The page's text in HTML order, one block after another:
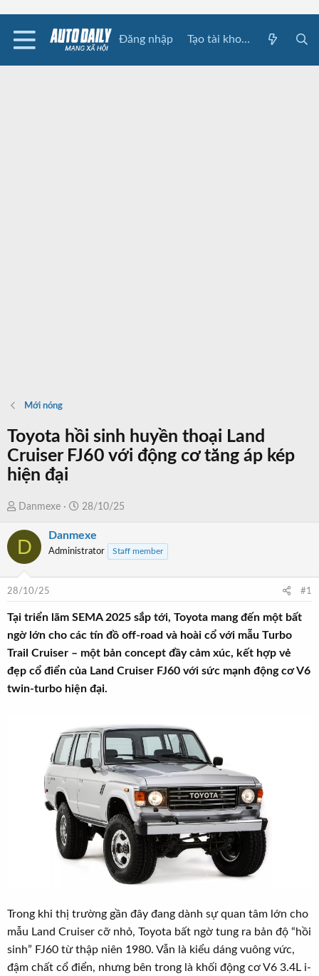
Đăng nhập Tạo tài khoản
Mới nóng
Toyota hồi sinh huyền thoại Land
Cruiser FJ60 với động cơ tăng áp kép
hiện đại
T
r
e
d
t
a
e
r
Danmexe
N
à
y
đ
ầ
28/10/25
D Danmexe
Administrator Staff member
28/10/25 #1
Tại triển lãm SEMA 2025 sắp tới, Toyota mang đến một bất
ngờ lớn cho các tín đồ off-road và hoài cổ với mẫu Turbo
Trail Cruiser – một bản concept đầy cảm xúc, kết hợp vẻ
đẹp cổ điển của Land Cruiser FJ60 với sức mạnh động cơ V6
twin-turbo hiện đại.
Trong khi thị trường gần đây đang dành sự quan tâm lớn cho
mẫu Land Cruiser cỡ nhỏ, Toyota bất ngờ tung ra bản độ “hồi
sinh” FJ60 từ thập niên 1980. Vẫn là kiểu dáng vuông vức,
đậm chất cổ điển, nhưng bên trong là khối động cơ V6 3.4L i-